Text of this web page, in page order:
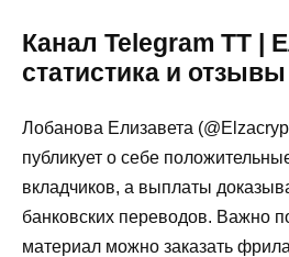
Канал Telegram TT |
статистика и отзывы
Лобанова Елизавета
публикует о себе
вкладчиков, а выплаты
банковских переводов. Важно
материал можно заказать